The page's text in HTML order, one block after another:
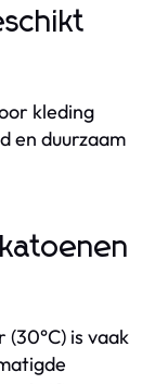
kleding
en duurzaam
is vaak